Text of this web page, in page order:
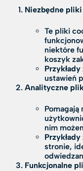
Niezbędne
Te pliki
niektóre
koszyk
ustawień
Analityczne
Pomagają
nim
stronie,
Funkcjonalne